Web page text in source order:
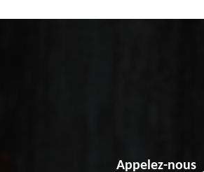
Appelez-nous